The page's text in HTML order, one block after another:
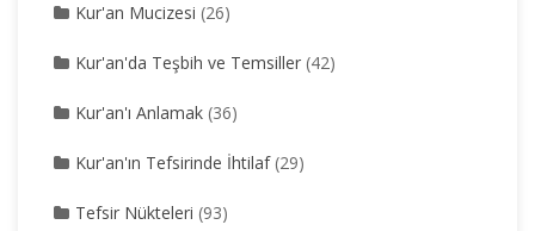
Kur'an Mucizesi (26)
Kur'an'da Teşbih ve Temsiller (42)
Kur'an'ı Anlamak (36)
Kur'an'ın Tefsirinde İhtilaf(29)
Tefsir Nükteleri (93)